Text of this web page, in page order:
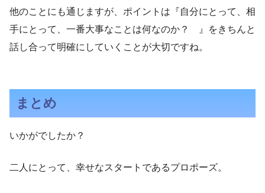
他のことにも通じますが、ポイントは『自分にとって、相
手にとって、一番大事なことは何なのか？ 』をきちんと
話し合って明確にしていくことが大切ですね。
まとめ
いかがでしたか？
二人にとって、幸せなスタートであるプロポーズ。